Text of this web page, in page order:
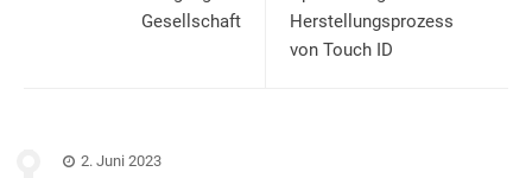
Gesellschaft
Herstellungsprozess
von Touch ID
2. Juni 2023